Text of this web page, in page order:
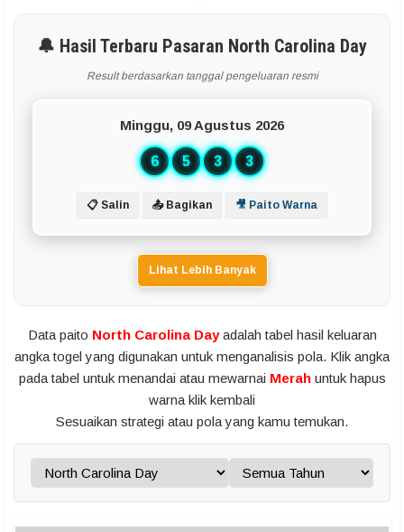
🔔 Hasil Terbaru Pasaran North Carolina Day
Result berdasarkan tanggal pengeluaran resmi
Minggu, 09 Agustus 2026
6 5 3 3
📋 Salin 📤 Bagikan 🎥 Paito Warna
Lihat Lebih Banyak
Data paito North Carolina Dayadalah tabel hasil keluaran
angka togel yang digunakan untuk menganalisis pola. Klik angka
pada tabel untuk menandai atau mewarnai Merahuntuk hapus
warna klik kembali
Sesuaikan strategi atau pola yang kamu temukan.